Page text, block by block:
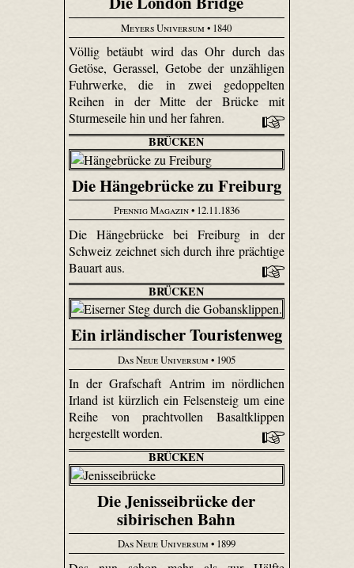
Meyers Universum • 1840
Völlig betäubt wird das Ohr durch das
Getöse, Gerassel, Getobe der unzähligen
Fuhrwerke, die in zwei gedoppelten
Reihen in der Mitte der Brücke mit
Sturmeseile hin und her fahren.
BRÜCKEN
Die Hängebrücke zu Freiburg
Pfennig Magazin• 12.11.1836
Die Hängebrücke bei Freiburg in der
Schweiz zeichnet sich durch ihre prächtige
Bauart aus.
BRÜCKEN
Ein irländischer Touristenweg
Das Neue Universum • 1905
In der Grafschaft Antrim im nördlichen
Irland ist kürzlich ein Felsensteig um eine
Reihe von prachtvollen Basaltklippen
hergestellt worden.
BRÜCKEN
Die Jenisseibrücke der
sibirischen Bahn
Das Neue Universum • 1899